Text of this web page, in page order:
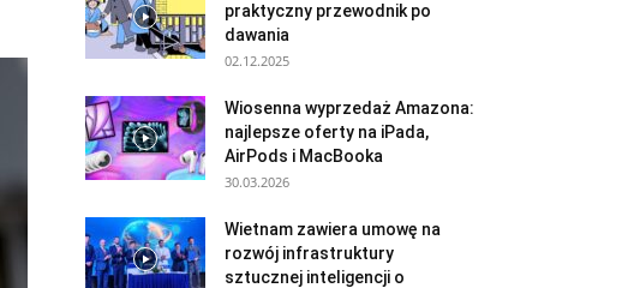
praktyczny przewodnik po
dawania
02.12.2025
Wiosenna wyprzedaż Amazona:
najlepsze oferty na iPada,
AirPods i MacBooka
30.03.2026
Wietnam zawiera umowę na
rozwój infrastruktury
sztucznej inteligencji o